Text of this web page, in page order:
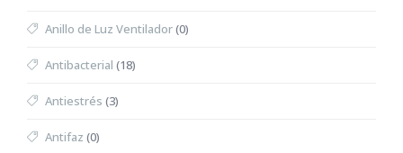
Anillo de Luz Ventilador(0)
Antibacterial (18)
Antiestrés (3)
Antifaz (0)